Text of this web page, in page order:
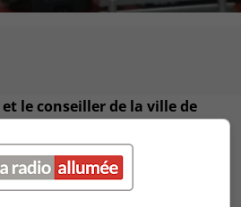
le conseiller de la ville de
d’agglomération de